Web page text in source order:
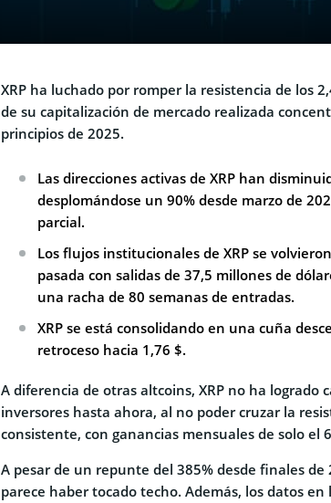
XRP ha luchado por romper la resistencia de los
de su capitalización de mercado realizada
principios de 2025.
Las direcciones activas de XRP han
desplomándose un 90% desde marzo de
parcial.
Los flujos institucionales de XRP se
pasada con salidas de 37,5 millones de
una racha de 80 semanas de entradas.
XRP se está consolidando en una cuña
retroceso hacia 1,76 $.
A diferencia de otras altcoins, XRP no ha logrado
inversores hasta ahora, al no poder cruzar la
consistente, con ganancias mensuales de solo el
A pesar de un repunte del 385% desde finales
parece haber tocado techo. Además, los datos en